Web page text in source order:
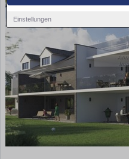
Einstellungen